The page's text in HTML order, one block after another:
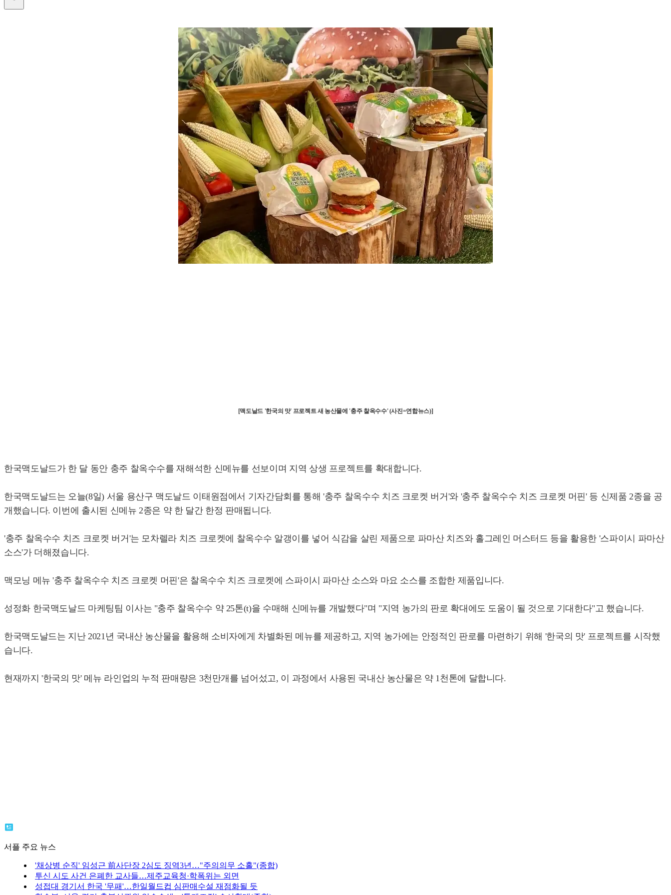
[맥도날드 '한국의 맛' 프로젝트 새 농산물에 '충주 찰옥수수' (사진=연합뉴스)]
한국맥도날드가 한 달 동안 충주 찰옥수수를 재해석한 신메뉴를 선보이며 지역 상생 프로젝트를 확대합니다.
한국맥도날드는 오늘(8일) 서울 용산구 맥도날드 이태원점에서 기자간담회를 통해 '충주 찰옥수수 치즈 크로켓 버거'와 '충주 찰옥수수 치즈 크로켓 머핀' 등 신제품 2종을 공
개했습니다. 이번에 출시된 신메뉴 2종은 약 한 달간 한정 판매됩니다.
'충주 찰옥수수 치즈 크로켓 버거'는 모차렐라 치즈 크로켓에 찰옥수수 알갱이를 넣어 식감을 살린 제품으로 파마산 치즈와 홀그레인 머스터드 등을 활용한 '스파이시 파마산
소스'가 더해졌습니다.
맥모닝 메뉴 '충주 찰옥수수 치즈 크로켓 머핀'은 찰옥수수 치즈 크로켓에 스파이시 파마산 소스와 마요 소스를 조합한 제품입니다.
성정화 한국맥도날드 마케팅팀 이사는 "충주 찰옥수수 약 25톤(t)을 수매해 신메뉴를 개발했다"며 "지역 농가의 판로 확대에도 도움이 될 것으로 기대한다"고 했습니다.
한국맥도날드는 지난 2021년 국내산 농산물을 활용해 소비자에게 차별화된 메뉴를 제공하고, 지역 농가에는 안정적인 판로를 마련하기 위해 '한국의 맛' 프로젝트를 시작했
습니다.
현재까지 '한국의 맛' 메뉴 라인업의 누적 판매량은 3천만개를 넘어섰고, 이 과정에서 사용된 국내산 농산물은 약 1천톤에 달합니다.
서플 주요 뉴스
'채상병 순직' 임성근 前사단장 2심도 징역3년…"주의의무 소홀"(종합)
투신 시도 사건 은폐한 교사들…제주교육청·학폭위는 외면
성접대 경기서 한국 '무패'…한일월드컵 심판매수설 재점화될 듯